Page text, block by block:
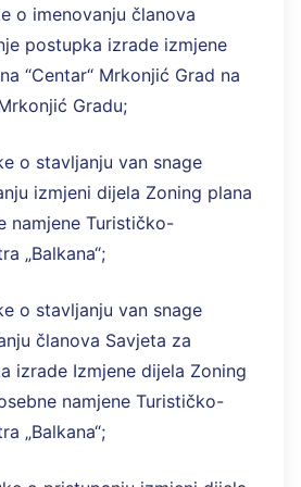
o imenovanju članova
postupka izrade izmjene
“Centar“ Mrkonjić Grad na
Gradu;
o stavljanju van snage
izmjeni dijela Zoning plana
namjene Turističko-
„Balkana“;
o stavljanju van snage
članova Savjeta za
izrade Izmjene dijela Zoning
namjene Turističko-
„Balkana“;